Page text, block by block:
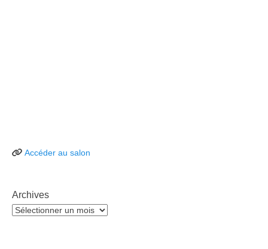
Accéder au salon
Archives
Archives